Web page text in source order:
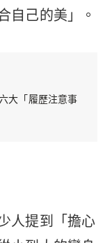
自己的美」。
大「履歷注意事
人提到「擔心